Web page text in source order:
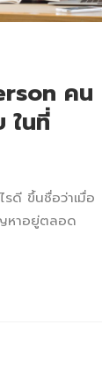
คน
ในที่
ดี ขึ้นชื่อว่าเมื่อ
หาอยู่ตลอด